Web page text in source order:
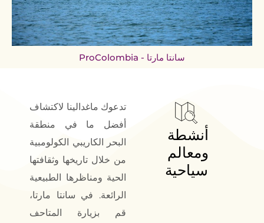
سانتا مارتا - ProColombia
أنشطة
ومعالم
سياحية
تدعوك ماغدالينا لاكتشاف
أفضل ما في منطقة
البحر الكاريبي الكولومبية
من خلال تاريخها وثقافتها
الحية ومناظرها الطبيعية
الرائعة. في سانتا مارتا،
قم بزيارة المتاحف